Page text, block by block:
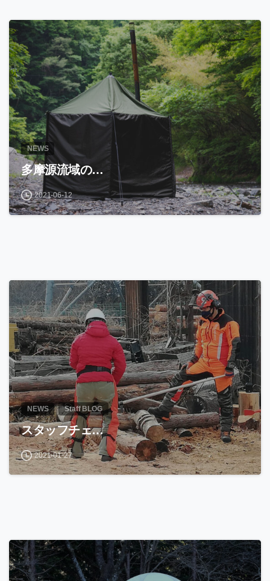
NEWS
多摩源流域の…
2021-06-12
NEWS Staff BLOG
スタッフチェ…
2021-01-27